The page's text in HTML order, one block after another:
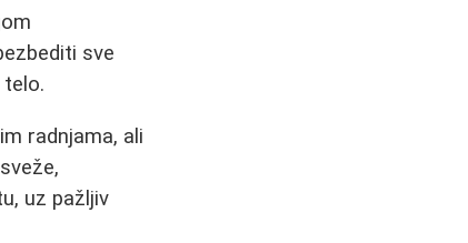
sve
radnjama, ali
uz pažljiv